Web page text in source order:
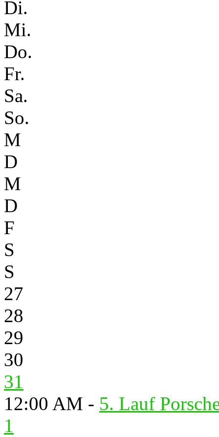
Di.
Mi.
Do.
Fr.
Sa.
So.
M
D
M
D
F
S
S
27
28
29
30
31
12:00 AM - 5. Lauf
1